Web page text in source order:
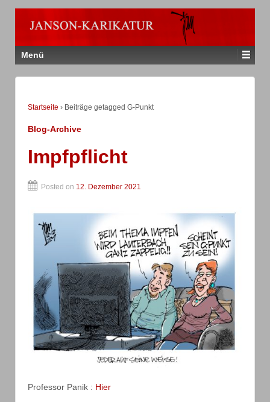
Menü
Startseite › Beiträge getagged G-Punkt
Blog-Archive
Impfpflicht
Posted on 12. Dezember 2021
Professor Panik : Hier